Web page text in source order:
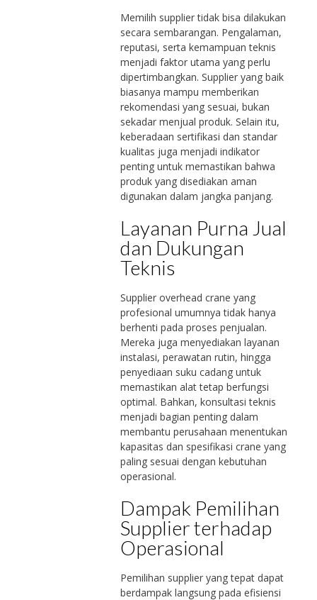
Memilih supplier tidak bisa dilakukan
secara sembarangan. Pengalaman,
reputasi, serta kemampuan teknis
menjadi faktor utama yang perlu
dipertimbangkan. Supplier yang baik
biasanya mampu memberikan
rekomendasi yang sesuai, bukan
sekadar menjual produk. Selain itu,
keberadaan sertifikasi dan standar
kualitas juga menjadi indikator
penting untuk memastikan bahwa
produk yang disediakan aman
digunakan dalam jangka panjang.
Layanan Purna Jual
dan Dukungan
Teknis
Supplier overhead crane yang
profesional umumnya tidak hanya
berhenti pada proses penjualan.
Mereka juga menyediakan layanan
instalasi, perawatan rutin, hingga
penyediaan suku cadang untuk
memastikan alat tetap berfungsi
optimal. Bahkan, konsultasi teknis
menjadi bagian penting dalam
membantu perusahaan menentukan
kapasitas dan spesifikasi crane yang
paling sesuai dengan kebutuhan
operasional.
Dampak Pemilihan
Supplier terhadap
Operasional
Pemilihan supplier yang tepat dapat
berdampak langsung pada efisiensi